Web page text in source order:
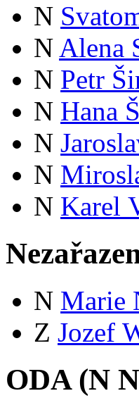
N
N Alena
N Petr
N Hana
N
N
N Karel
N Marie
Z Jozef
ODA (N